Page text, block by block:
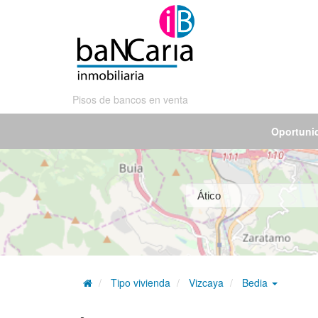
Pisos de bancos en venta
Tipo vivienda Vizcaya Bedia